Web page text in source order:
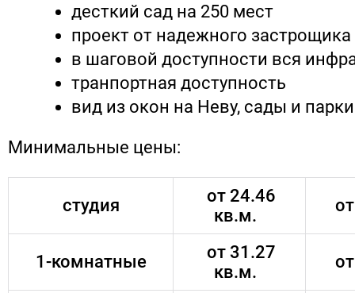
десткий сад на 250 мест
проект от надежного застрощика
в шаговой доступности вся
транпортная доступность
вид из окон на Неву, сады и парки
Минимальные цены:
студия
от 24.46
кв.м.
1-комнатные
от 31.27
кв.м.